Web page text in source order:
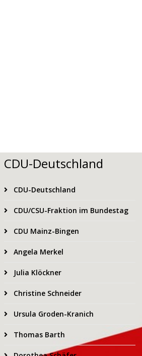
CDU-Deutschland
CDU-Deutschland
CDU/CSU-Fraktion im Bundestag
CDU Mainz-Bingen
Angela Merkel
Julia Klöckner
Christine Schneider
Ursula Groden-Kranich
Thomas Barth